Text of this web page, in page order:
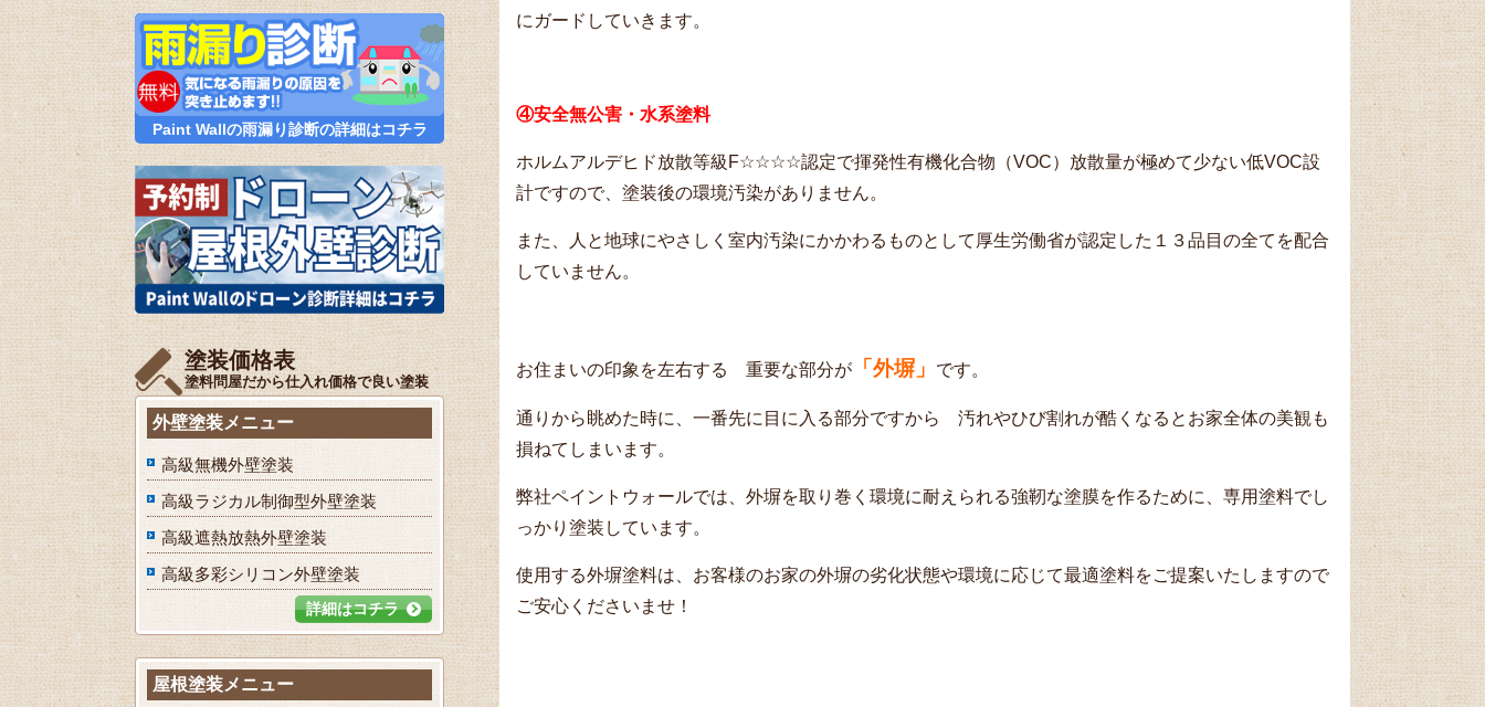
にガードしていきます。
④安全無公害・水系塗料
ホルムアルデヒド放散等級F☆☆☆☆認定で揮発性有機化合物（VOC）放散量が極めて少ない低VOC設
計ですので、塗装後の環境汚染がありません。
また、人と地球にやさしく室内汚染にかかわるものとして厚生労働省が認定した１３品目の全てを配合
していません。
お住まいの印象を左右する 重要な部分が 「外塀」 です。
通りから眺めた時に、一番先に目に入る部分ですから 汚れやひび割れが酷くなるとお家全体の美観も
損ねてしまいます。
弊社ペイントウォールでは、外塀を取り巻く環境に耐えられる強靭な塗膜を作るために、専用塗料でし
っかり塗装しています。
使用する外塀塗料は、お客様のお家の外塀の劣化状態や環境に応じて最適塗料をご提案いたしますので
ご安心くださいませ！
Paint Wallの雨漏り診断の詳細はコチラ
塗装価格表
塗料問屋だから仕入れ価格で良い塗装
外壁塗装メニュー
高級無機外壁塗装
高級ラジカル制御型外壁塗装
高級遮熱放熱外壁塗装
高級多彩シリコン外壁塗装
詳細はコチラ
屋根塗装メニュー